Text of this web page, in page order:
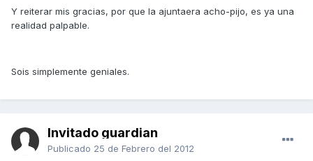
Y reiterar mis gracias, por que la ajuntaera acho-pijo, es ya una
realidad palpable.
Sois simplemente geniales.
Invitado guardian
Publicado 25 de Febrero del 2012